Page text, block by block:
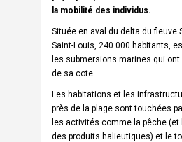
la mobilité des individus.
Située en aval du delta du fleuve
Saint-Louis, 240.000 habitants,
les submersions marines qui
de sa cote.
Les habitations et les
près de la plage sont touchées
les activités comme la pêche
des produits halieutiques) et le